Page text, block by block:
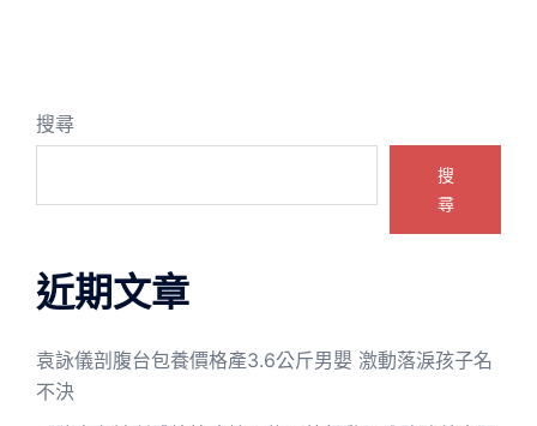
搜尋
搜
尋
近期文章
袁詠儀剖腹台包養價格產3.6公斤男嬰 激動落淚孩子名
不決